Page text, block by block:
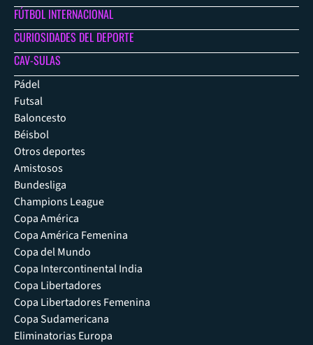
FÚTBOL INTERNACIONAL
CURIOSIDADES DEL DEPORTE
CAV-SULAS
Pádel
Futsal
Baloncesto
Béisbol
Otros deportes
Amistosos
Bundesliga
Champions League
Copa América
Copa América Femenina
Copa del Mundo
Copa Intercontinental India
Copa Libertadores
Copa Libertadores Femenina
Copa Sudamericana
Eliminatorias Europa